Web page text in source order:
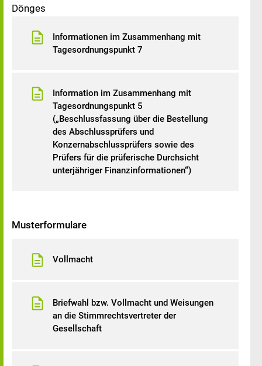
Dönges
Informationen im Zusammenhang mit
Tagesordnungspunkt 7
Information im Zusammenhang mit
Tagesordnungspunkt 5
(„Beschlussfassung über die Bestellung
des Abschlussprüfers und
Konzernabschlussprüfers sowie des
Prüfers für die prüferische Durchsicht
unterjähriger Finanzinformationen“)
Musterformulare
Vollmacht
Briefwahl bzw. Vollmacht und Weisungen
an die Stimmrechtsvertreter der
Gesellschaft